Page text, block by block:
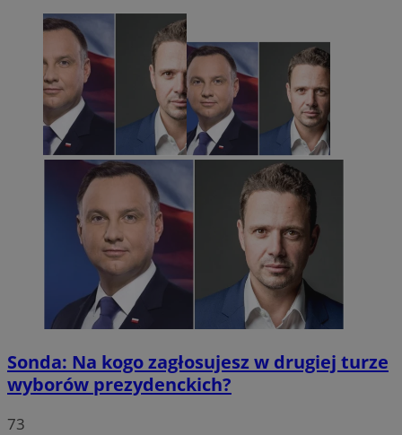
Sonda: Na kogo zagłosujesz w drugiej turze
wyborów prezydenckich?
73